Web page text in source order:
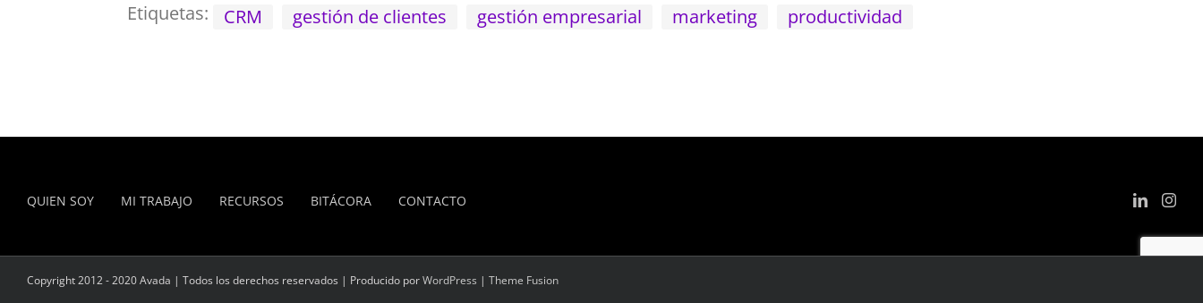
Etiquetas: CRM gestión de clientes gestión empresarial marketing productividad
QUIEN SOY MI TRABAJO RECURSOS BITÁCORA CONTACTO
Copyright 2012 - 2020 Avada | Todos los derechos reservados | Producido porWordPress | Theme Fusion